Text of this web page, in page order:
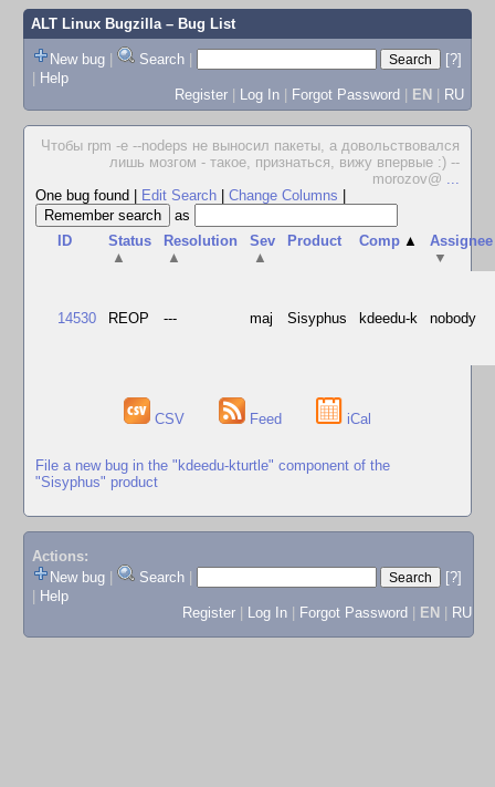
ALT Linux Bugzilla– Bug List
New bug | Search |
[?]
| Help
Register | Log In | Forgot Password | EN | RU
Чтобы rpm -e --nodeps не выносил пакеты, а довольствовался
лишь мозгом - такое, признаться, вижу впервые :) --
morozov@ ...
One bug found
Edit Search Change Columns
as
ID
Status
▲
Resolution
▲
Sev
▲
Product Comp ▲
Assignee
▼
14530 REOP --- maj Sisyphus kdeedu-k nobody
CSV Feed iCal
File a new bug in the "kdeedu-kturtle" component of the
"Sisyphus" product
Actions:
New bug
Search
[?]
Help
Register
Log In Forgot Password EN RU